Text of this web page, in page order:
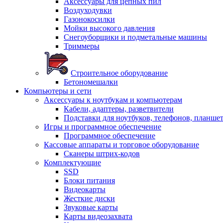
Воздуходувки
Газонокосилки
Мойки высокого давления
Снегоуборщики и подметальные машины
Триммеры
Строительное оборудование
Бетономешалки
Компьютеры и сети
Аксессуары к ноутбукам и компьютерам
Кабели, адаптеры, разветвители
Подставки для ноутбуков, телефонов,
Игры и программное обеспечение
Программное обеспечение
Кассовые аппараты и торговое оборудование
Сканеры штрих-кодов
Комплектующие
SSD
Блоки питания
Видеокарты
Жесткие диски
Звуковые карты
Карты видеозахвата